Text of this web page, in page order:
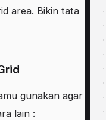
area. Bikin tata
gunakan agar
lain :